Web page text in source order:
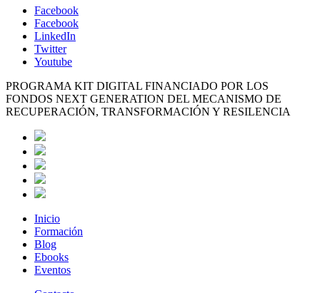
Facebook
Facebook
LinkedIn
Twitter
Youtube
PROGRAMA KIT DIGITAL FINANCIADO POR LOS
FONDOS NEXT GENERATION DEL MECANISMO DE
RECUPERACIÓN, TRANSFORMACIÓN Y RESILENCIA
Inicio
Formación
Blog
Ebooks
Eventos